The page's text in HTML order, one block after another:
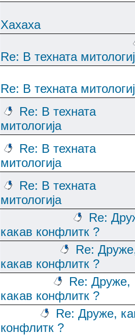
Хахаха
Re: В техната
Re: В техната
Re: В техната
митологија
Re: В техната
митологија
Re: В техната
митологија
Re:
какав конфлитк ?
Re:
какав конфлитк ?
Re: Друже,
какав конфлитк ?
Re: Друже,
конфлитк ?